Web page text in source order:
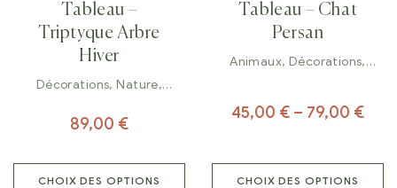
Tableau –
Triptyque Arbre
Hiver
Décorations,Nature,
89,00 €
CHOIX DES OPTIONS
Tableau – Chat
Persan
Animaux, Décorations,
45,00 € – 79,00 €
CHOIX DES OPTIONS